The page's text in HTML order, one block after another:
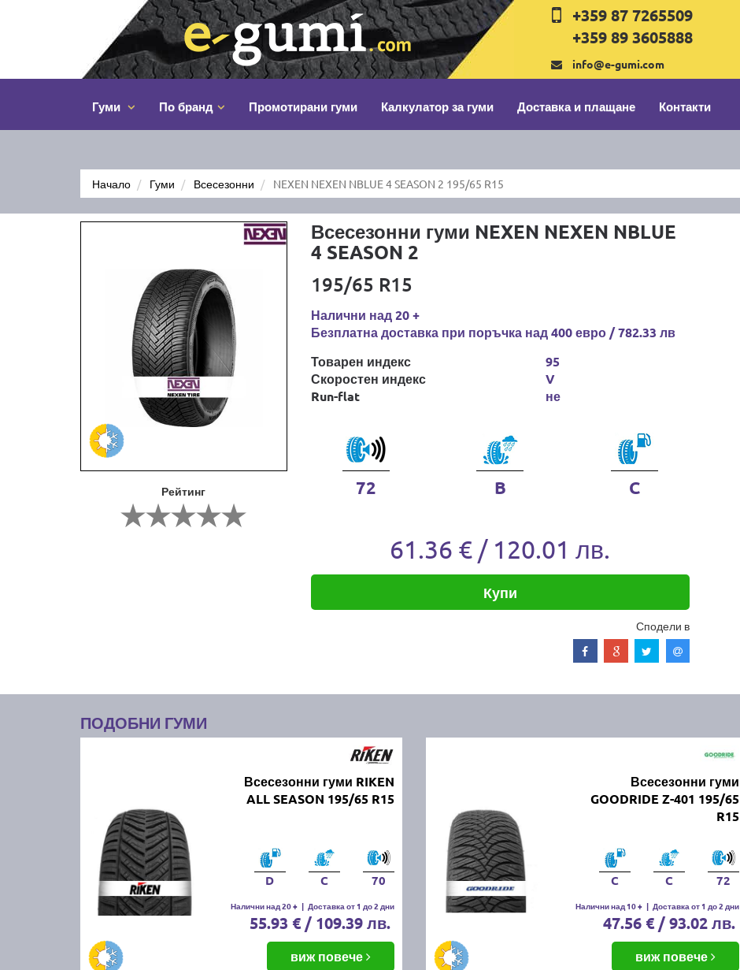
+359 87 7265509
+359 89 3605888
info@e-gumi.com
Гуми По бранд Промотирани гуми Калкулатор за гуми Доставка и плащане Контакти
Начало Гуми Всесезонни NEXEN NEXEN NBLUE 4 SEASON 2 195/65 R15
Рейтинг
Всесезонни гуми NEXEN NEXEN NBLUE
4 SEASON 2
195/65 R15
Налични над 20 +
Безплатна доставка при поръчка над 400 евро / 782.33 лв
Товарен индекс
Скоростен индекс
Run-flat
95
V
не
72 B C
61.36 € / 120.01 лв.
Купи
Сподели в
ПОДОБНИ ГУМИ
Всесезонни гуми RIKEN
ALL SEASON 195/65 R15
D C 70
Налични над 20 + | Доставка от 1 до 2 дни
55.93 € / 109.39 лв.
виж повече
Всесезонни гуми
GOODRIDE Z-401 195/65
R15
C C 72
Налични над 10 + | Доставка от 1 до 2 дни
47.56 € / 93.02 лв.
виж повече